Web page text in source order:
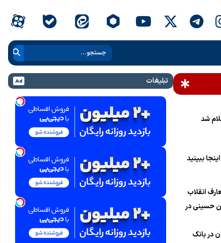
شد
ببینید
انقلاب
حسینی در
در بانک
تبلیغات